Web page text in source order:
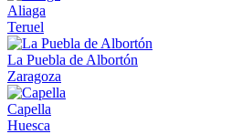
Aliaga
Teruel
La Puebla de Albortón
Zaragoza
Capella
Huesca